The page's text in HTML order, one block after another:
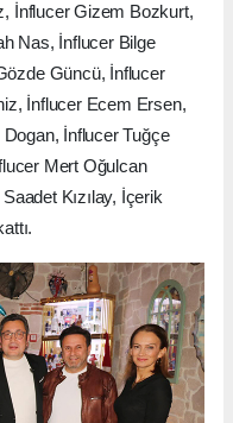
İnflucer Gizem Bozkurt,
Nas, İnflucer Bilge
Güncü, İnflucer
İnflucer Ecem Ersen,
İnflucer Tuğçe
Mert Oğulcan
Kızılay, İçerik